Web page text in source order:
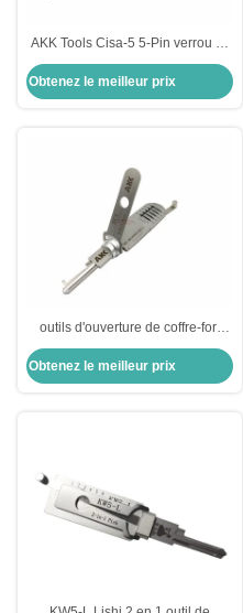
AKK Tools Cisa-5 5-Pin verrou 2-
IN-1 Choisissez pour les serrures
de porte Cisa outils de serrurerie
porte
Obtenez le meilleur prix
outils d'ouverture de coffre-fort
SC1 5-Pin 2-IN-1 Pick pour les
serrures de porte Schlage SC1
Obtenez le meilleur prix